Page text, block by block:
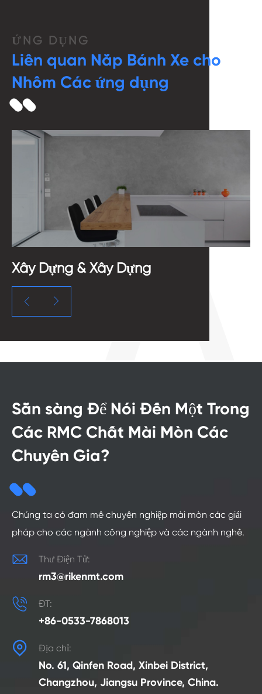
ỨNG DỤNG
Liên quan Nắp Bánh Xe cho
Nhôm Các ứng dụng
Xây Dựng & Xây Dựng
Sẵn sàng Để Nói Đến Một Trong
Các RMC Chất Mài Mòn Các
Chuyên Gia?
Chúng ta có đam mê chuyên nghiệp mài mòn các giải
pháp cho các ngành công nghiệp và các ngành nghề.
 Thư Điện Tử:
rm3@rikenmt.com
 ĐT:
+86-0533-7868013
 Địa chỉ:
No. 61, Qinfen Road, Xinbei District,
Changzhou, Jiangsu Province, China.